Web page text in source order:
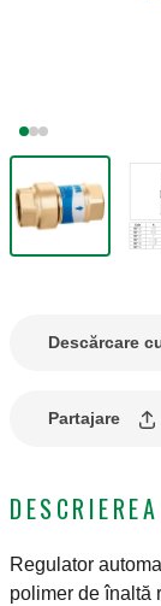
Descărcare
Partajare
Regulator
polimer de înaltă